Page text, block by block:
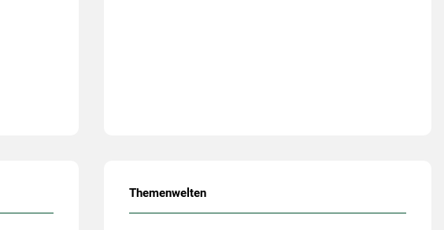
Themenwelten